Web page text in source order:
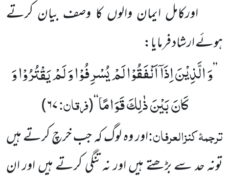
اورکامل ایمان والوں کا وصف بیان کرتے
ہوئے ارشاد فرمایا:
’’وَ الَّذِیْنَ اِذَاۤ اَنْفَقُوْا لَمْ یُسْرِفُوْا وَ لَمْ یَقْتُرُوْا وَ
كَانَ بَیْنَ ذٰلِكَ قَوَامًا‘‘
(فرقان:۶۷)
ترجمۂکنزالعرفان:اور وہ لوگ کہ جب خرچ کرتے ہیں
تونہ حد سے بڑھتے ہیں اور نہ تنگی کرتے ہیں اور ان